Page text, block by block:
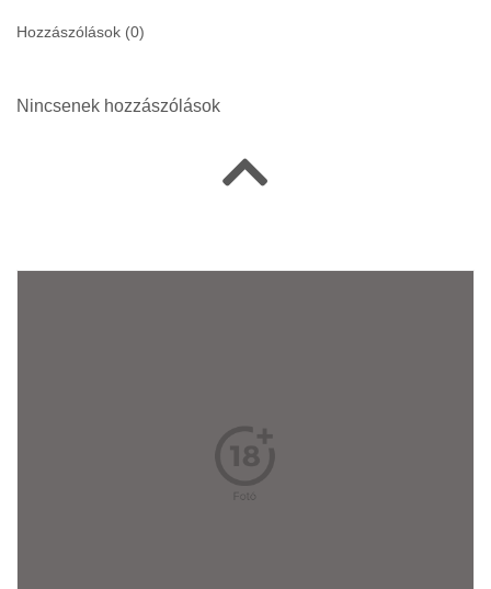
Hozzászólások (0)
Nincsenek hozzászólások